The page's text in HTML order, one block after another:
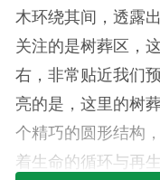
木环绕其间，透露
关注的是树葬区，
右，非常贴近我们
亮的是，这里的树
个精巧的圆形结构
着生命的循环与再生